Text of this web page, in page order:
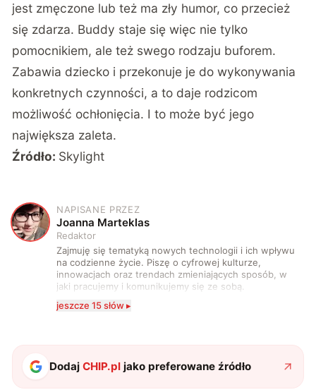
jest zmęczone lub też ma zły humor, co przecież
się zdarza. Buddy staje się więc nie tylko
pomocnikiem, ale też swego rodzaju buforem.
Zabawia dziecko i przekonuje je do wykonywania
konkretnych czynności, a to daje rodzicom
możliwość ochłonięcia. I to może być jego
największa zaleta.
Źródło: Skylight
J
NAPISANE PRZEZ
Joanna Marteklas
Redaktor
Zajmuję się tematyką nowych technologii i ich wpływu
na codzienne życie. Piszę o cyfrowej kulturze,
innowacjach oraz trendach zmieniających sposób, w
jaki pracujemy i komunikujemy się ze sobą.
Szczególnie interesuje mnie relacja między rozwojem
technologii a współczesną popkulturą. W wolnych
jeszcze 15 słów ▸
DodajCHIP.pl jako preferowane źródło